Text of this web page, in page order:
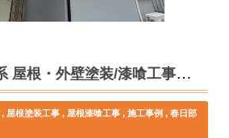
春日部市 グレー系 屋根・外壁塗装/漆喰工事 M様邸
屋根塗装工事 屋根漆喰工事 施工事例
春日部